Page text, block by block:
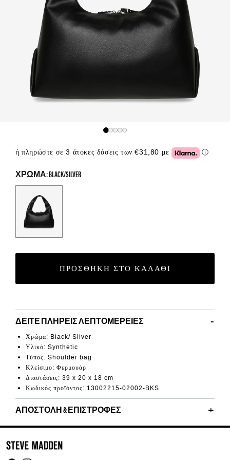
ή πληρώστε σε 3 άτοκες δόσεις των €31,80 με
ⓘ
ΧΡΏΜΑ: BLACK/SILVER
ΠΡΟΣΘΉΚΗ ΣΤΟ ΚΑΛΆΘΙ
ΔΕΊΤΕ ΠΛΉΡΕΙΣ ΛΕΠΤΟΜΈΡΕΙΕΣ
Χρώμα: Black/ Silver
Υλικό: Synthetic
Τύπος: Shoulder bag
Κλείσιμο: Φερμουάρ
Διαστάσεις: 39 x 20 x 18 cm
Κωδικός προϊόντος: 13002215-02002-BKS
ΑΠΟΣΤΟΛΉ & ΕΠΙΣΤΡΟΦΈΣ